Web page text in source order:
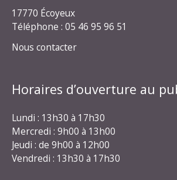
17770 Écoyeux
Téléphone : 05 46 95 96 51
Nous contacter
Horaires d’ouverture au
Lundi : 13h30 à 17h30
Mercredi : 9h00 à 13h00
Jeudi : de 9h00 à 12h00
Vendredi : 13h30 à 17h30